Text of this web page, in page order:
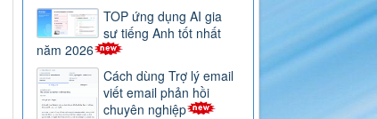
TOP ứng dụng AI gia
sư tiếng Anh tốt nhất
năm 2026
Cách dùng Trợ lý email
viết email phản hồi
chuyên nghiệp